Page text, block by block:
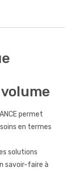
permet
en termes
solutions
savoir-faire à